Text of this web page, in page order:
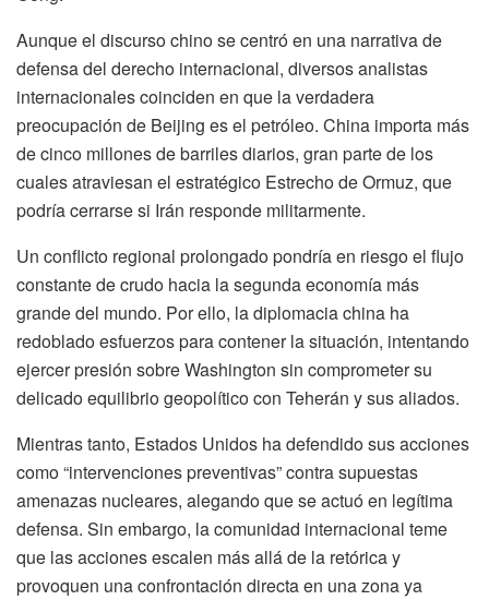
Aunque el discurso chino se centró en una narrativa de
defensa del derecho internacional, diversos analistas
internacionales coinciden en que la verdadera
preocupación de Beijing es el petróleo. China importa más
de cinco millones de barriles diarios, gran parte de los
cuales atraviesan el estratégico Estrecho de Ormuz, que
podría cerrarse si Irán responde militarmente.
Un conflicto regional prolongado pondría en riesgo el flujo
constante de crudo hacia la segunda economía más
grande del mundo. Por ello, la diplomacia china ha
redoblado esfuerzos para contener la situación, intentando
ejercer presión sobre Washington sin comprometer su
delicado equilibrio geopolítico con Teherán y sus aliados.
Mientras tanto, Estados Unidos ha defendido sus acciones
como “intervenciones preventivas” contra supuestas
amenazas nucleares, alegando que se actuó en legítima
defensa. Sin embargo, la comunidad internacional teme
que las acciones escalen más allá de la retórica y
provoquen una confrontación directa en una zona ya